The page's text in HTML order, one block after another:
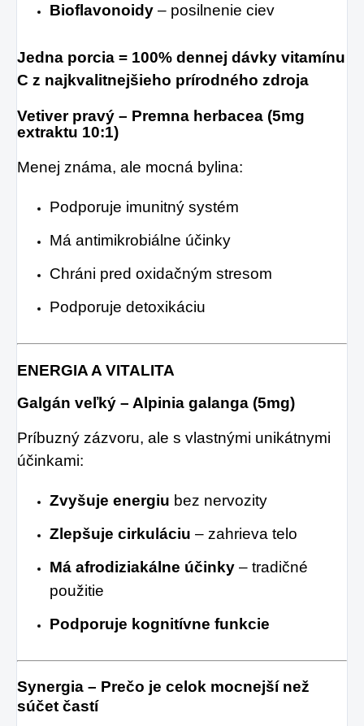
Bioflavonoidy – posilnenie ciev
Jedna porcia = 100% dennej dávky vitamínu
C z najkvalitnejšieho prírodného zdroja
Vetiver pravý – Premna herbacea (5mg
extraktu 10:1)
Menej známa, ale mocná bylina:
Podporuje imunitný systém
Má antimikrobiálne účinky
Chráni pred oxidačným stresom
Podporuje detoxikáciu
ENERGIA A VITALITA
Galgán veľký – Alpinia galanga (5mg)
Príbuzný zázvoru, ale s vlastnými unikátnymi
účinkami:
Zvyšuje energiu bez nervozity
Zlepšuje cirkuláciu – zahrieva telo
Má afrodiziakálne účinky – tradičné
použitie
Podporuje kognitívne funkcie
Synergia – Prečo je celok mocnejší než
súčet častí